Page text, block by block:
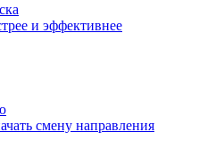
и эффективнее
смену направления